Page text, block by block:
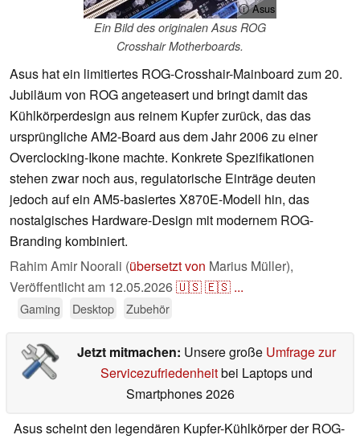
ⓘ Asus
Ein Bild des originalen Asus ROG
Crosshair Motherboards.
Asus hat ein limitiertes ROG-Crosshair-Mainboard zum 20.
Jubiläum von ROG angeteasert und bringt damit das
Kühlkörperdesign aus reinem Kupfer zurück, das das
ursprüngliche AM2-Board aus dem Jahr 2006 zu einer
Overclocking-Ikone machte. Konkrete Spezifikationen
stehen zwar noch aus, regulatorische Einträge deuten
jedoch auf ein AM5-basiertes X870E-Modell hin, das
nostalgisches Hardware-Design mit modernem ROG-
Branding kombiniert.
Rahim Amir Noorali (übersetzt von Marius Müller),
Veröffentlicht am 12.05.2026🇺🇸🇪🇸 ...
Gaming Desktop Zubehör
Jetzt mitmachen: Unsere große Umfrage zur
Servicezufriedenheitbei Laptops und
Smartphones 2026
Asus scheint den legendären Kupfer-Kühlkörper der ROG-